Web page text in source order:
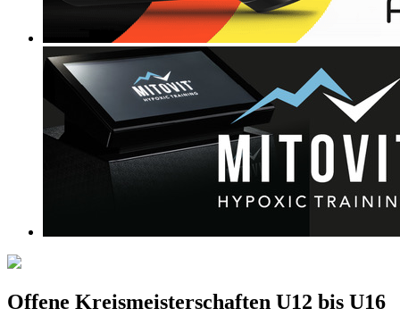
Offene Kreismeisterschaften U12 bis U16